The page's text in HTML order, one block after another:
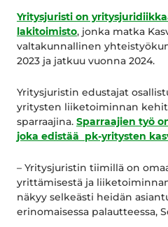
Yritysjuristi on
lakitoimisto, jonka matka
valtakunnallinen
2023 ja jatkuu vuonna 2024.
Yritysjuristin edustajat
yritysten liiketoiminnan
sparraajina. Sparraajien työ
joka edistää pk-yritysten
– Yritysjuristin tiimillä on
yrittämisestä ja
näkyy selkeästi heidän
erinomaisessa palautteessa,